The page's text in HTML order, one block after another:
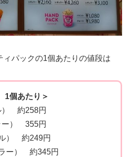
パックの1個あたりの値段は
1個あたり＞
） 約258円
ー） 355円
） 約249円
ー） 約345円